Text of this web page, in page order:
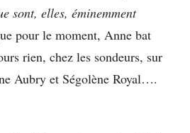
sont, elles, éminemment
pour le moment, Anne bat
rien, chez les sondeurs, sur
Aubry et Ségolène Royal….